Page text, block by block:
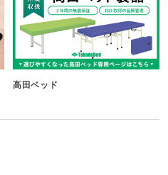
高田ベッド